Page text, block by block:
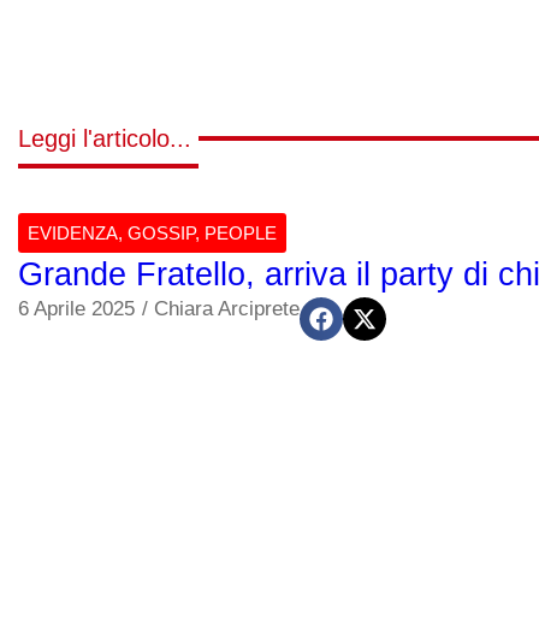
Leggi l'articolo...
EVIDENZA, GOSSIP, PEOPLE
Grande Fratello, arriva il party di
6 Aprile 2025 / Chiara Arciprete